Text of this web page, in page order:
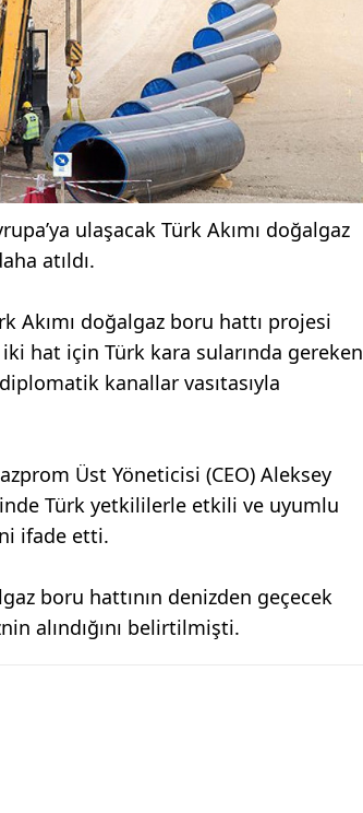
ulaşacak Türk Akımı doğalgaz
atıldı.
Akımı doğalgaz boru hattı projesi
hat için Türk kara sularında gereken
kanallar vasıtasıyla
Üst Yöneticisi (CEO) Aleksey
Türk yetkililerle etkili ve uyumlu
ifade etti.
boru hattının denizden geçecek
alındığını belirtilmişti.